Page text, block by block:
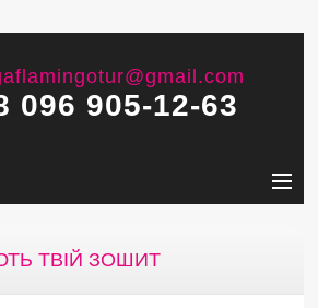
096 905-12-63
ТВІЙ ЗОШИТ